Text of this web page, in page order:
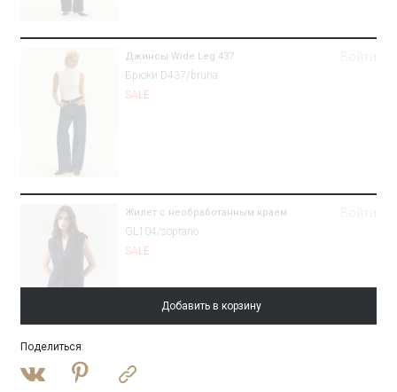
Джинсы Wide Leg 437
Брюки D437/bruna
SALE
Войти
Жилет с необработанным краем
GL104/soprano
SALE
Войти
Полупальто из шерсти с отстегивающимся
капюшоном
Добавить в корзину
Поделиться: